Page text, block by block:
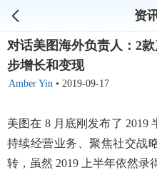
资
对话美图海外负责人：2
步增长和变现
Amber Yin • 2019-09-17
美图在 8 月底刚发布了 2019
持续经营业务、聚焦社交战
转，虽然 2019 上半年依然录